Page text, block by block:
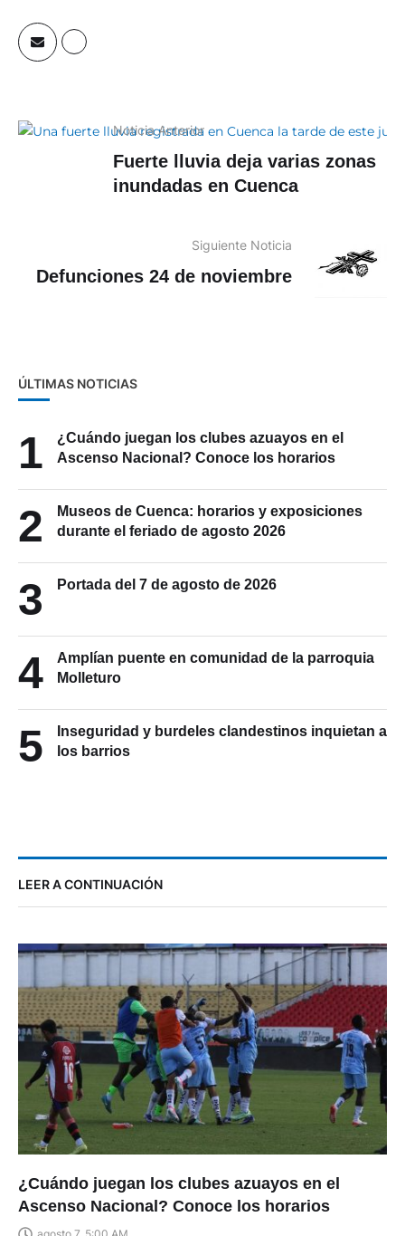
Noticia Anterior
Fuerte lluvia deja varias zonas
inundadas en Cuenca
Siguiente Noticia
Defunciones 24 de noviembre
ÚLTIMAS NOTICIAS
1
¿Cuándo juegan los clubes azuayos en el
Ascenso Nacional? Conoce los horarios
2
Museos de Cuenca: horarios y exposiciones
durante el feriado de agosto 2026
3 Portada del 7 de agosto de 2026
4
Amplían puente en comunidad de la parroquia
Molleturo
5
Inseguridad y burdeles clandestinos inquietan a
los barrios
LEER A CONTINUACIÓN
¿Cuándo juegan los clubes azuayos en el
Ascenso Nacional? Conoce los horarios